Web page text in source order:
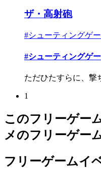
ザ・高射砲
#シューティングゲ
#シューティングゲ
ただひたすらに、撃
1
このフリーゲー
メのフリーゲー
フリーゲームイ